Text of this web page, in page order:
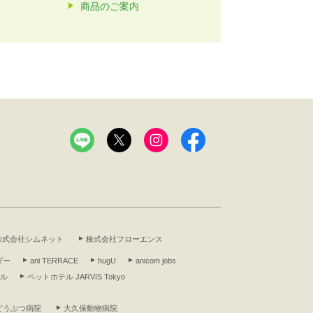
商品のご案内
式会社シムネット 株式会社フローエンス
ー ani TERRACE hugU
anicom jobs
ペットホテル JARVIS Tokyo
うぶつ病院 大久保動物病院